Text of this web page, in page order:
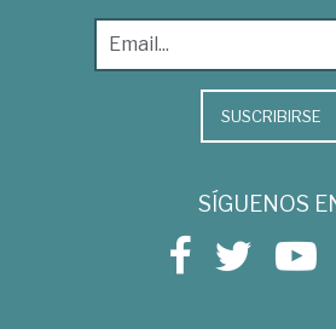
SUSCRIBIRSE
SÍGUENOS